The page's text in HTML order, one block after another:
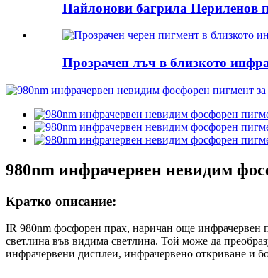
Найлонови багрила Периленов
Прозрачен лъч в близкото
980nm инфрачервен невидим
Кратко описание:
IR 980nm фосфорен прах, наричан още инфрачервен
светлина във видима светлина. Той може да
инфрачервени дисплеи, инфрачервено откриване и